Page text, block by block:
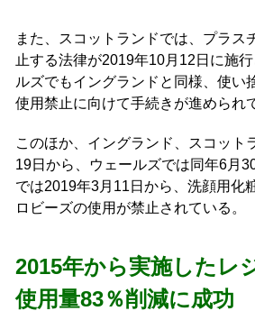
また、スコットランドでは、プラス
止する法律が2019年10月12日に施
ルズでもイングランドと同様、使い
使用禁止に向けて手続きが進められ
このほか、イングランド、スコット
19日から、ウェールズでは同年6月
では2019年3月11日から、洗顔用化
ロビーズの使用が禁止されている。
2015年から実施したレ
使用量83％削減に成功